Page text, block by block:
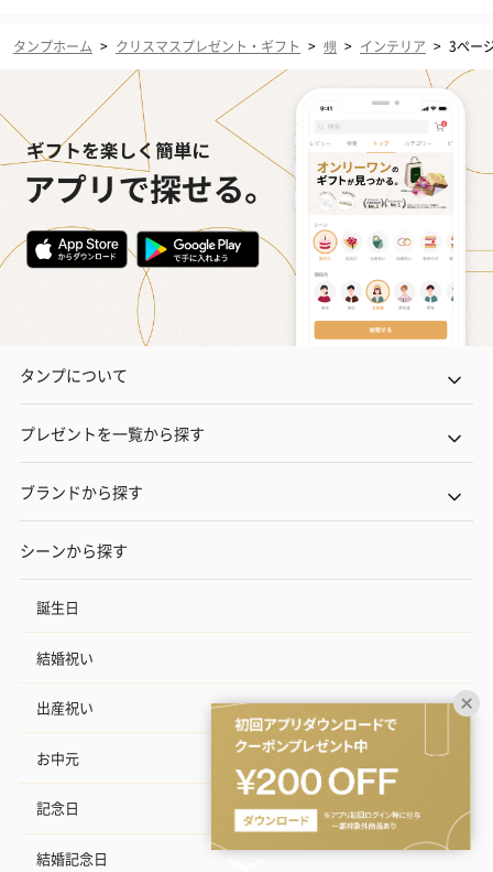
タンプホーム > クリスマスプレゼント・ギフト > 甥 > インテリア > 3ペー
タンプについて
プレゼントを一覧から探す
ブランドから探す
シーンから探す
誕生日
結婚祝い
出産祝い
お中元
記念日
結婚記念日